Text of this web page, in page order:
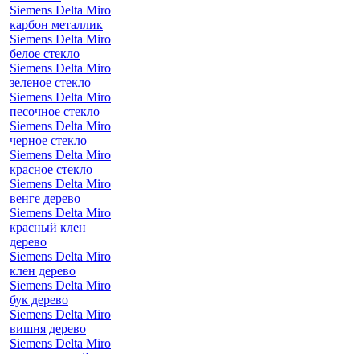
Siemens Delta Miro
карбон металлик
Siemens Delta Miro
белое стекло
Siemens Delta Miro
зеленое стекло
Siemens Delta Miro
песочное стекло
Siemens Delta Miro
черное стекло
Siemens Delta Miro
красное стекло
Siemens Delta Miro
венге дерево
Siemens Delta Miro
красный клен
дерево
Siemens Delta Miro
клен дерево
Siemens Delta Miro
бук дерево
Siemens Delta Miro
вишня дерево
Siemens Delta Miro